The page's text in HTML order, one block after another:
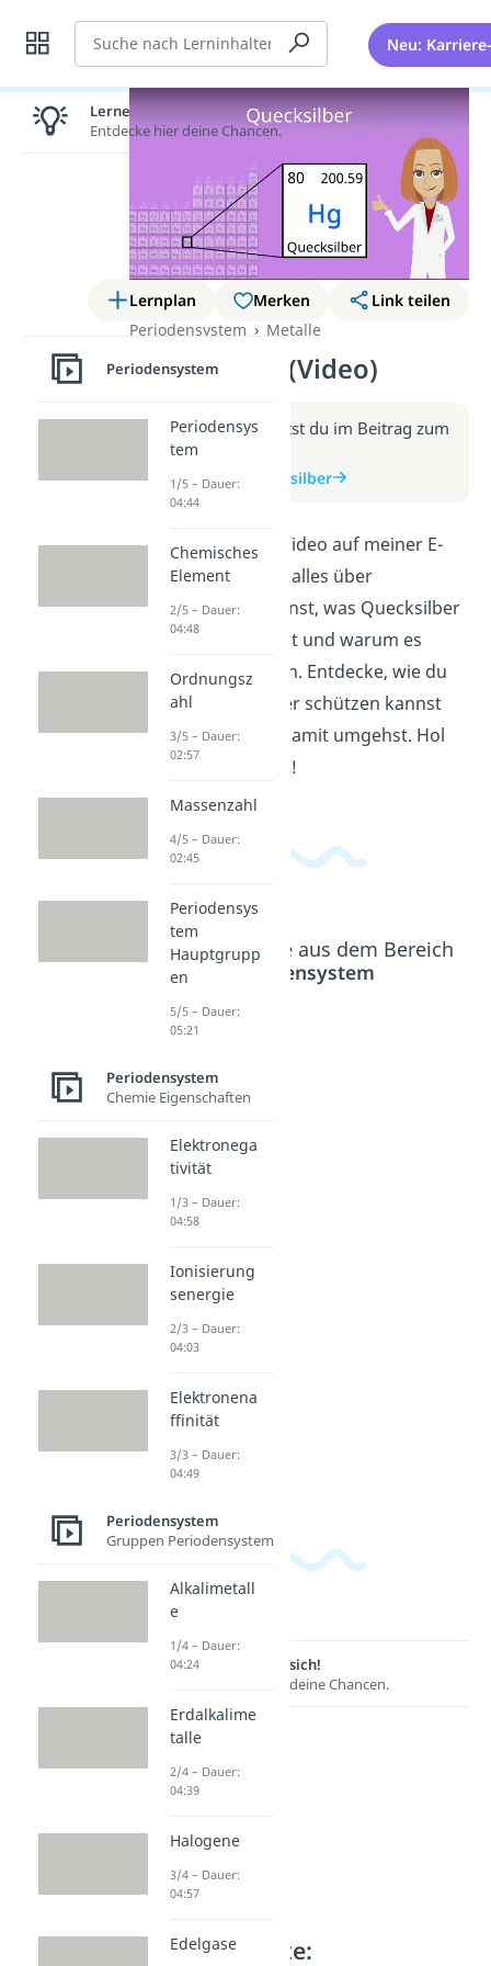
Suche Neu:
Lernplan Merken
Link teilen
Periodensystem
Metalle
Quecksilber (Video)
Weitere Infos erhältst du im Beitrag zum
Video
zum Beitrag: Quecksilber
Erfahre in diesem Video auf meiner E-
Learning Plattform alles über
Quecksilber. Du lernst, was Quecksilber
ist, wo es vorkommt und warum es
gefährlich sein kann. Entdecke, wie du
dich vor Quecksilber schützen kannst
und wie du sicher damit umgehst. Hol
dir jetzt das Wissen!
Beliebte Inhalte aus dem Bereich
Periodensystem
Stahl
hergestell
Dauer: 04:13
Lernen lohnt sich!
Entdecke hier deine Chancen.
Weitere Inhalte:
Lernen lohnt sich!
Entdecke hier deine Chancen.
Periodensystem
Periodensys
tem
1/5 – Dauer:
04:44
Chemisches
Element
2/5 – Dauer:
04:48
Ordnungsz
ahl
3/5 – Dauer:
02:57
Massenzahl
4/5 – Dauer:
02:45
Periodensys
tem
Hauptgrupp
en
5/5 – Dauer:
05:21
Periodensystem
Chemie Eigenschaften
Elektronega
tivität
1/3 – Dauer:
04:58
Ionisierung
senergie
2/3 – Dauer:
04:03
Elektronena
ffinität
3/3 – Dauer:
04:49
Periodensystem
Gruppen Periodensystem
Alkalimetall
e
1/4 – Dauer:
04:24
Erdalkalime
talle
2/4 – Dauer:
04:39
Halogene
3/4 – Dauer:
04:57
Edelgase